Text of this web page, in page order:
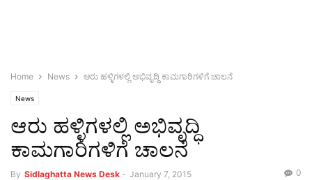
Home News ಆರು ಹಳ್ಳಿಗಳಲ್ಲಿ ಅಭಿವೃದ್ಧಿ ಕಾಮಗಾರಿಗಳಿಗೆ ಚಾಲನೆ
News
ಆರು ಹಳ್ಳಿಗಳಲ್ಲಿ ಅಭಿವೃದ್ಧಿ
ಕಾಮಗಾರಿಗಳಿಗೆ ಚಾಲನೆ
By Sidlaghatta News Desk - January 7, 2015 0